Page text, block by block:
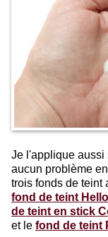
Je l'applique aussi
aucun problème
trois fonds de teint
fond de teint
de teint en stick
et le fond de teint